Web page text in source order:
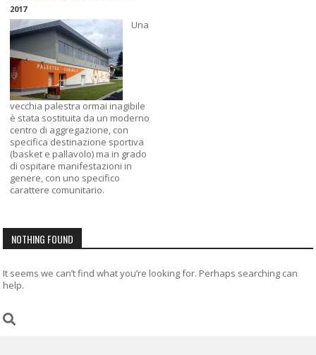
2017
Una
vecchia palestra ormai inagibile
è stata sostituita da un moderno
centro di aggregazione, con
specifica destinazione sportiva
(basket e pallavolo) ma in grado
di ospitare manifestazioni in
genere, con uno specifico
carattere comunitario.
NOTHING FOUND
It seems we can’t find what you’re looking for. Perhaps searching can
help.